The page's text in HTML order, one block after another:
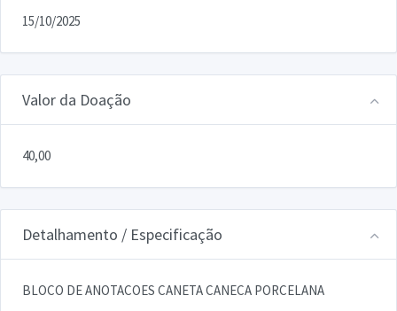
15/10/2025
Valor da Doação
40,00
Detalhamento / Especificação
BLOCO DE ANOTACOES CANETA CANECA PORCELANA